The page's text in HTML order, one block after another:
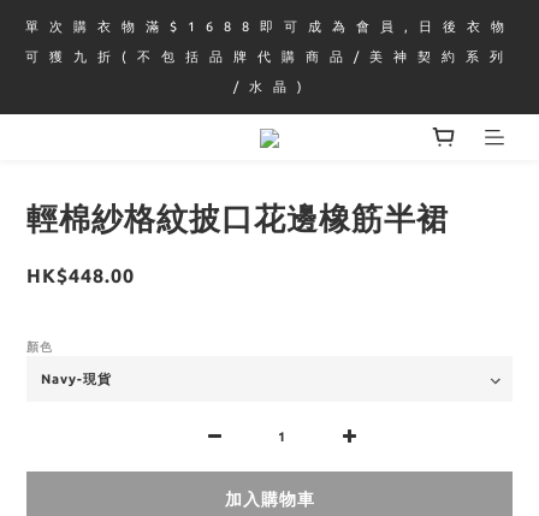
單 次 購 衣 物 滿 $ 1 6 8 8 即 可 成 為 會 員 , 日 後 衣 物
可 獲 九 折 ( 不 包 括 品 牌 代 購 商 品 / 美 神 契 約 系 列
/ 水 晶 )
輕棉紗格紋披口花邊橡筋半裙
HK$448.00
顏色
加入購物車